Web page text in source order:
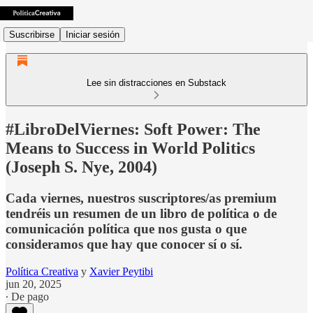
Suscribirse Iniciar sesión
Lee sin distracciones en Substack
#LibroDelViernes: Soft Power: The
Means to Success in World Politics
(Joseph S. Nye, 2004)
Cada viernes, nuestros suscriptores/as premium
tendréis un resumen de un libro de política o de
comunicación política que nos gusta o que
consideramos que hay que conocer sí o sí.
Política Creativa y Xavier Peytibi
jun 20, 2025
∙ De pago